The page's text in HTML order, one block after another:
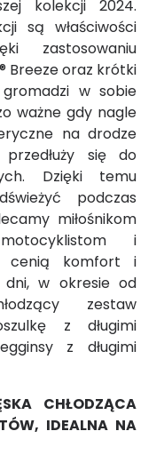
kolekcji 2024.
są właściwości
zastosowaniu
Breeze oraz krótki
w sobie
ważne gdy nagle
na drodze
się do
Dzięki temu
podczas
miłośnikom
i
cenią komfort i
w okresie od
zestaw
z długimi
z długimi
CHŁODZĄCA
IDEALNA NA